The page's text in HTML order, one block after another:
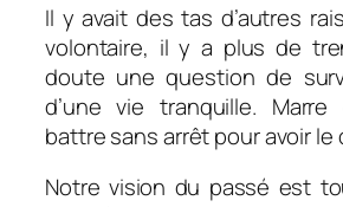
Il y avait des tas d’autres
volontaire, il y a plus de
doute une question de
d’une vie tranquille.
battre sans arrêt pour avoir le
Notre vision du passé est